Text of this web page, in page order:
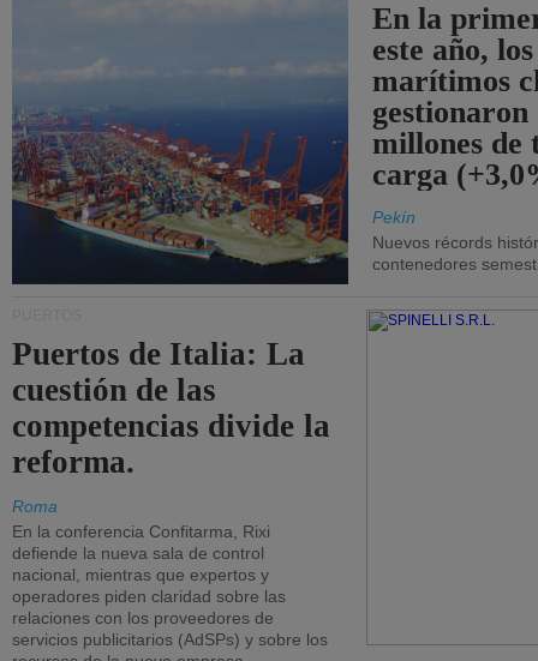
En la
este año,
marítimos
gestionaron
millones de
carga
Pekín
Nuevos récords
contenedores
Puertos de Italia: La
cuestión de las
competencias divide la
reforma.
Roma
En la conferencia Confitarma, Rixi
defiende la nueva sala de control
nacional, mientras que expertos y
operadores piden claridad sobre las
relaciones con los proveedores de
servicios publicitarios (AdSPs) y sobre los